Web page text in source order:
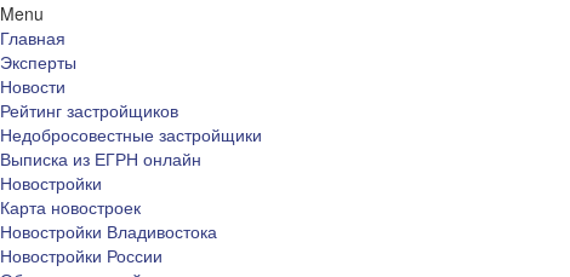
Menu
Главная
Эксперты
Новости
Рейтинг застройщиков
Недобросовестные застройщики
Выписка из ЕГРН онлайн
Новостройки
Карта новостроек
Новостройки Владивостока
Новостройки России